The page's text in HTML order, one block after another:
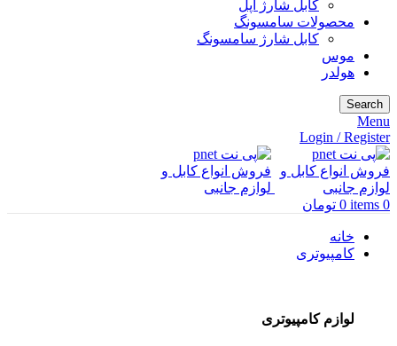
کابل شارژ اپل
محصولات سامسونگ
کابل شارژ سامسونگ
موس
هولدر
Search
Menu
Login / Register
0
items
0 تومان
خانه
کامپیوتری
لوازم کامپیوتری